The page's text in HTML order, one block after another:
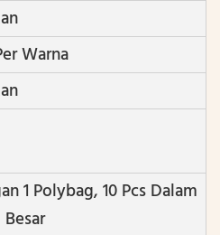
Warna
1 Polybag, 10 Pcs Dalam